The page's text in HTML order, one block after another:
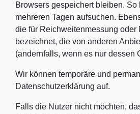
Browsers gespeichert bleiben.
mehreren Tagen aufsuchen.
die für Reichweitenmessung oder
bezeichnet, die von anderen
(andernfalls, wenn es nur dessen
Wir können temporäre und
Datenschutzerklärung auf.
Falls die Nutzer nicht möchten,